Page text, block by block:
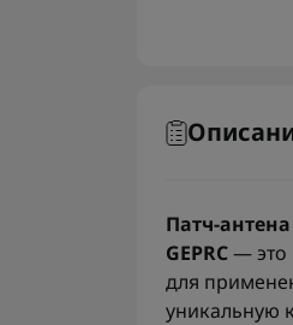
Патч-антена
GEPRC— это
для
уникальную